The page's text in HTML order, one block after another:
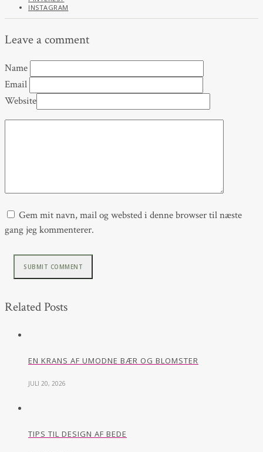
INSTAGRAM
Leave a comment
Name
Email
Website
Gem mit navn, mail og websted i denne browser til næste
gang jeg kommenterer.
Related Posts
EN KRANS AF UMODNE BÆR OG BLOMSTER
JULI 20, 2026
TIPS TIL DESIGN AF BEDE